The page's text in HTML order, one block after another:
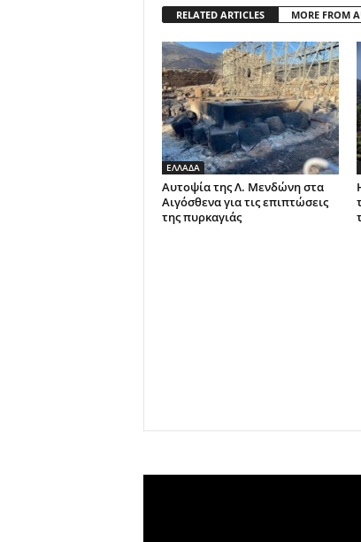
RELATED ARTICLES MORE FROM
ΕΛΛΑΔΑ
Αυτοψία της Λ. Μενδώνη στα
Αιγόσθενα για τις επιπτώσεις
της πυρκαγιάς